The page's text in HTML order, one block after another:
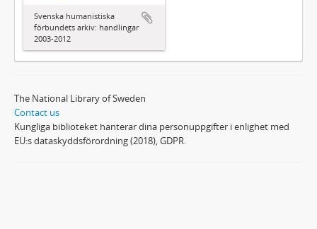
Svenska humanistiska
förbundets arkiv: handlingar
2003-2012
The National Library of Sweden
Contact us
Kungliga biblioteket hanterar dina personuppgifter i enlighet med
EU:s dataskyddsförordning (2018), GDPR.